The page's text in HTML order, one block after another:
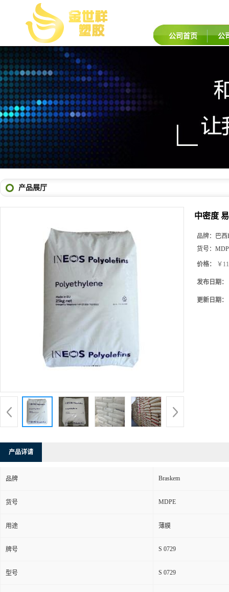
公司首页 公
产品展厅
中密度
品牌：
巴西
货号：
价格： ￥
发布日期：
更新日期：
产品详请
品牌 Braskem
货号 MDPE
用途 薄膜
牌号 S 0729
型号 S 0729